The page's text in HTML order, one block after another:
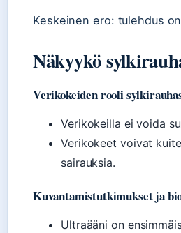
Keskeinen ero: tulehdus
Näkyykö
Verikokeiden rooli
Verikokeilla ei voida
Verikokeet voivat
sairauksia.
Kuvantamistutkimukset ja
Ultraääni on